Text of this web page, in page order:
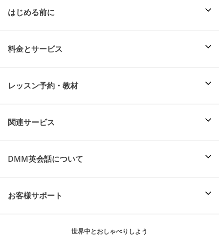
はじめる前に
料金とサービス
レッスン予約・教材
関連サービス
DMM英会話について
お客様サポート
世界中とおしゃべりしよう